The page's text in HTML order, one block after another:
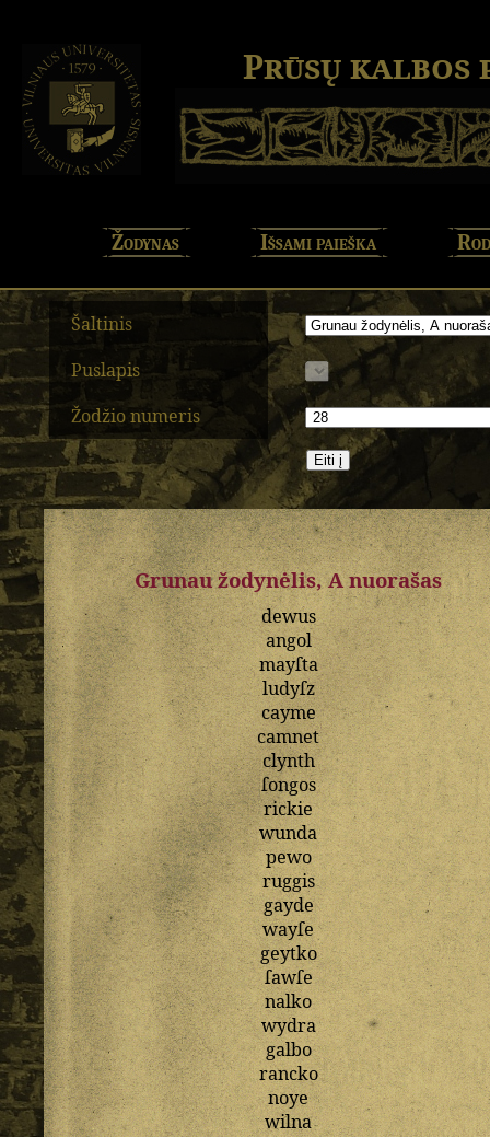
Prūsų kalbos
Žodynas Išsami paieška
Šaltinis
Puslapis
Žodžio numeris
Grunau žodynėlis, A nuorašas
dewus
angol
mayſta
ludyſz
cayme
camnet
clynth
ſongos
rickie
wunda
pewo
ruggis
gayde
wayſe
geytko
ſawſe
nalko
wydra
galbo
rancko
noye
wilna